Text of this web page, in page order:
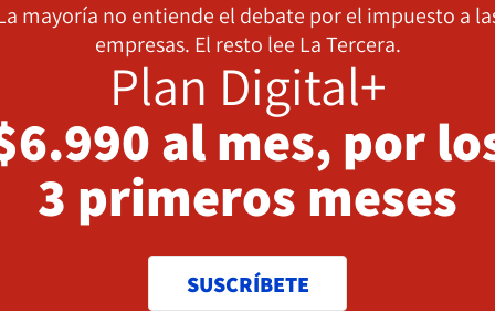
mayoría no entiende el debate por el impuesto a
empresas. El resto lee La Tercera.
Plan Digital+
al mes, por
3 primeros meses
SUSCRÍBETE